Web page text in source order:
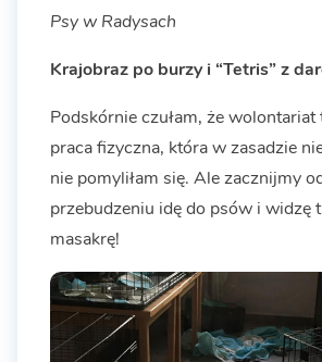
Psy w Radysach
Krajobraz po burzy i “Tetris” z
Podskórnie czułam, że wolontariat
praca fizyczna, która w zasadzie
nie pomyliłam się. Ale zacznijmy
przebudzeniu idę do psów i widzę
masakrę!